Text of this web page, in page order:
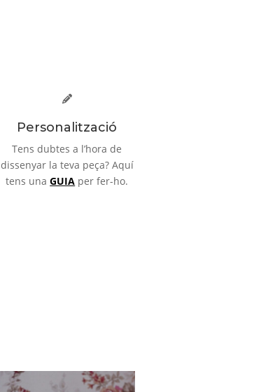
Personalització
Tens dubtes a l’hora de
dissenyar la teva peça? Aquí
tens unaGUIA per fer-ho.